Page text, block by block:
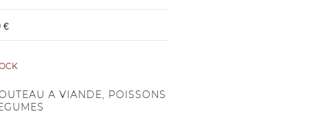
€
A VIANDE, POISSONS